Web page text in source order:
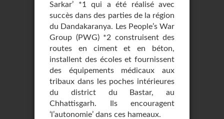
Sarkar’ *1 qui a été réalisé avec
succès dans des parties de la région
du Dandakaranya. Les People’s War
Group (PWG) *2 construisent des
routes en ciment et en béton,
installent des écoles et fournissent
des équipements médicaux aux
tribaux dans les poches intérieures
du district du Bastar, au
Chhattisgarh. Ils encouragent
‘l’autonomie’ dans ces hameaux.